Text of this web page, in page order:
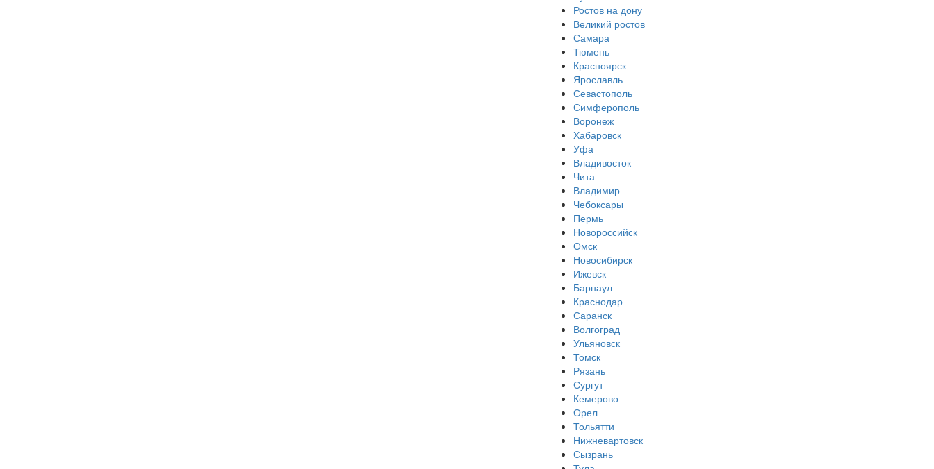
Ростов на дону
Великий ростов
Самара
Тюмень
Красноярск
Ярославль
Севастополь
Симферополь
Воронеж
Хабаровск
Уфа
Владивосток
Чита
Владимир
Чебоксары
Пермь
Новороссийск
Омск
Новосибирск
Ижевск
Барнаул
Краснодар
Саранск
Волгоград
Ульяновск
Томск
Рязань
Сургут
Кемерово
Орел
Тольятти
Нижневартовск
Сызрань